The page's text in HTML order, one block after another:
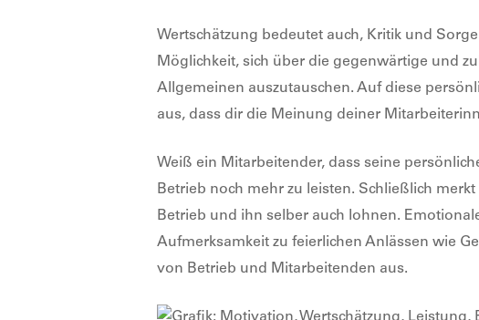
Wertschätzung bedeutet auch, Kritik und
Möglichkeit, sich über die gegenwärtige und
Allgemeinen auszutauschen. Auf diese
aus, dass dir die Meinung deiner
Weiß ein Mitarbeitender, dass seine
Betrieb noch mehr zu leisten. Schließlich
Betrieb und ihn selber auch lohnen.
Aufmerksamkeit zu feierlichen Anlässen wie
von Betrieb und Mitarbeitenden aus.